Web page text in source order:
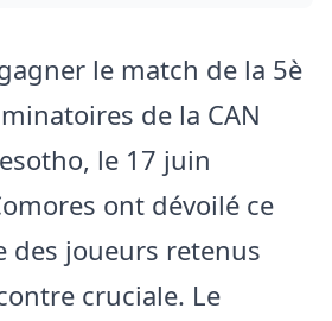
le match de la 5è
de la CAN
le 17 juin
ont dévoilé ce
des joueurs retenus
cruciale. Le